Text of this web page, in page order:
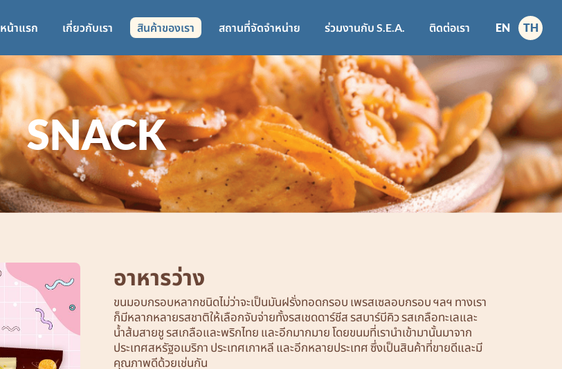
หน้าแรก เกี่ยวกับเรา สินค้าของเรา สถานที่จัดจำหน่าย ร่วมงานกับ S.E.A. ติดต่อเรา EN TH
SNACK
อาหารว่าง
ขนมอบกรอบหลากชนิดไม่ว่าจะเป็นมันฝรั่งทอดกรอบ เพรสเซลอบกรอบ ฯลฯ ทางเรา
ก็มีหลากหลายรสชาติให้เลือกจับจ่ายทั้งรสเชดดาร์ชีส รสบาร์บีคิว รสเกลือทะเลและ
น้ำส้มสายชู รสเกลือและพริกไทย และอีกมากมาย โดยขนมที่เรานำเข้ามานั้นมาจาก
ประเทศสหรัฐอเมริกา ประเทศเกาหลี และอีกหลายประเทศ ซึ่งเป็นสินค้าที่ขายดีและมี
คุณภาพดีด้วยเช่นกัน